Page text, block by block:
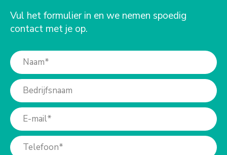
Vul het formulier in en we nemen spoedig
contact met je op.